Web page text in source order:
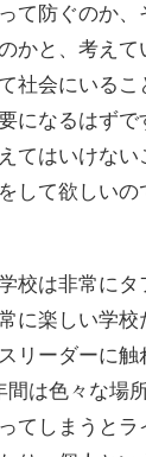
て防ぐのか
かと、考え
社会にいる
になるはず
てはいけな
して欲しいの
校は非常に
に楽しい学校
リーダーに
間は色々な場
てしまうと